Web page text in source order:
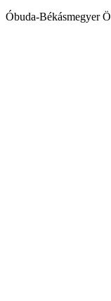
Óbuda-Békásmegyer